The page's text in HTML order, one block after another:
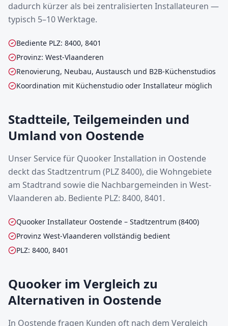
dadurch kürzer als bei zentralisierten Installateuren —
typisch 5–10 Werktage.
Bediente PLZ: 8400, 8401
Provinz: West-Vlaanderen
Renovierung, Neubau, Austausch und B2B-Küchenstudios
Koordination mit Küchenstudio oder Installateur möglich
Stadtteile, Teilgemeinden und
Umland von Oostende
Unser Service für Quooker Installation in Oostende
deckt das Stadtzentrum (PLZ 8400), die Wohngebiete
am Stadtrand sowie die Nachbargemeinden in West-
Vlaanderen ab. Bediente PLZ: 8400, 8401.
Quooker Installateur Oostende – Stadtzentrum (8400)
Provinz West-Vlaanderen vollständig bedient
PLZ: 8400, 8401
Quooker im Vergleich zu
Alternativen in Oostende
In Oostende fragen Kunden oft nach dem Vergleich